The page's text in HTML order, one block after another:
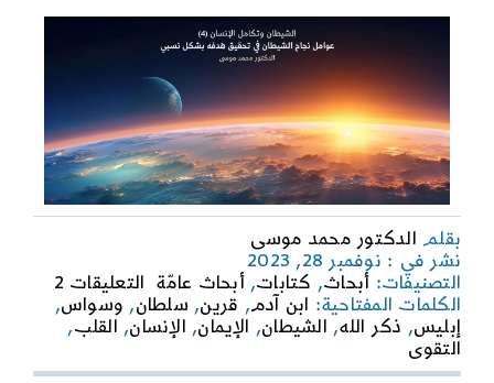
بقلم الدكتور محمد موسى
نشر في : نوفمبر 28, 2023
التصنيفات: أبحاث, كتابات,أبحاث عامّة التعليقات 2
نجاح
الكلمات المفتاحية: ابن آدم, قرين, سلطان, وسواس,
إبليس, ذكر الله, الشيطان, الإيمان, الإنسان, القلب,
التقوى